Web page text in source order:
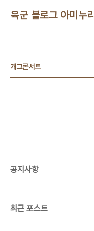
육군 블로그 아미누리
개그콘서트
공지사항
최근 포스트